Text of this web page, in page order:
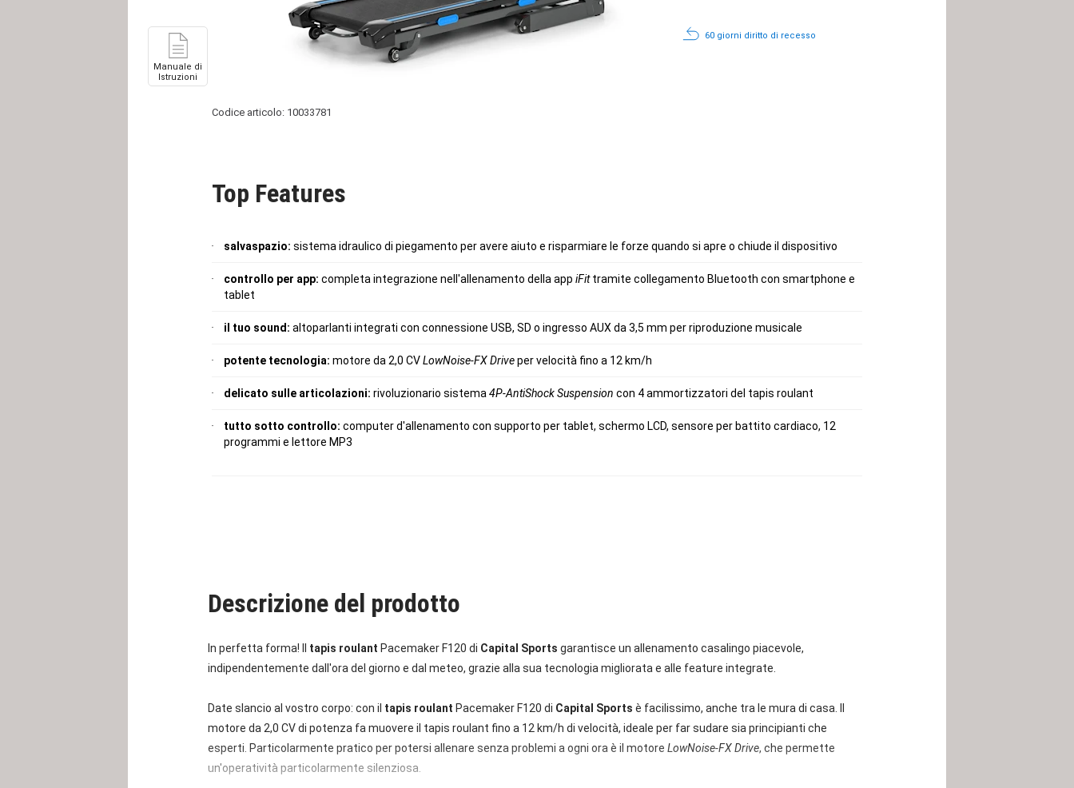
60 giorni diritto di recesso
Codice articolo: 10033781
Manuale di
Istruzioni
Top Features
salvaspazio: sistema idraulico di piegamento per avere aiuto e risparmiare le forze quando si apre o chiude il dispositivo
controllo per app: completa integrazione nell'allenamento della app iFittramite collegamento Bluetooth con smartphone e
tablet
il tuo sound: altoparlanti integrati con connessione USB, SD o ingresso AUX da 3,5 mm per riproduzione musicale
potente tecnologia: motore da 2,0 CVLowNoise-FX Driveper velocità fino a 12 km/h
delicato sulle articolazioni: rivoluzionario sistema 4P-AntiShock Suspension con 4 ammortizzatori del tapis roulant
tutto sotto controllo: computer d'allenamento con supporto per tablet, schermo LCD, sensore per battito cardiaco, 12
programmi e lettore MP3
Descrizione del prodotto
In perfetta forma! Il tapis roulant Pacemaker F120 di Capital Sports garantisce un allenamento casalingo piacevole,
indipendentemente dall'ora del giorno e dal meteo, grazie alla sua tecnologia migliorata e alle feature integrate.
Date slancio al vostro corpo: con il tapis roulant Pacemaker F120 di Capital Sports è facilissimo, anche tra le mura di casa. Il
motore da 2,0 CV di potenza fa muovere il tapis roulant fino a 12 km/h di velocità, ideale per far sudare sia principianti che
esperti. Particolarmente pratico per potersi allenare senza problemi a ogni ora è il motore LowNoise-FX Drive, che permette
un'operatività particolarmente silenziosa.